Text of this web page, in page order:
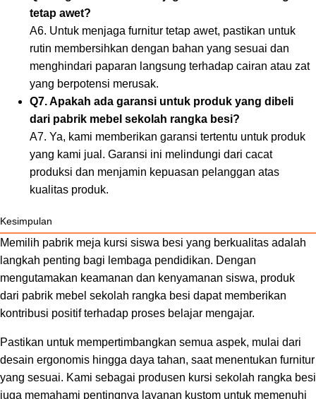
tetap awet?
A6. Untuk menjaga furnitur tetap awet, pastikan untuk
rutin membersihkan dengan bahan yang sesuai dan
menghindari paparan langsung terhadap cairan atau zat
yang berpotensi merusak.
Q7. Apakah ada garansi untuk produk yang dibeli
dari pabrik mebel sekolah rangka besi?
A7. Ya, kami memberikan garansi tertentu untuk produk
yang kami jual. Garansi ini melindungi dari cacat
produksi dan menjamin kepuasan pelanggan atas
kualitas produk.
Kesimpulan
Memilih pabrik meja kursi siswa besi yang berkualitas adalah
langkah penting bagi lembaga pendidikan. Dengan
mengutamakan keamanan dan kenyamanan siswa, produk
dari pabrik mebel sekolah rangka besi dapat memberikan
kontribusi positif terhadap proses belajar mengajar.
Pastikan untuk mempertimbangkan semua aspek, mulai dari
desain ergonomis hingga daya tahan, saat menentukan furnitur
yang sesuai. Kami sebagai produsen kursi sekolah rangka besi
juga memahami pentingnya layanan kustom untuk memenuhi